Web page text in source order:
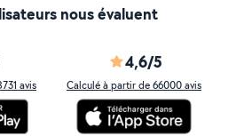
nous évaluent
avis
4,6/5
Calculé à partir de 66000 avis